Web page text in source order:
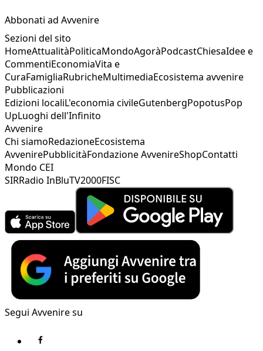
Abbonati ad Avvenire
Sezioni del sito
HomeAttualitàPoliticaMondoAgoràPodcastChiesaIdee e
CommentiEconomiaVita e
CuraFamigliaRubricheMultimediaEcosistema avvenire
Pubblicazioni
Edizioni localiL'economia civileGutenbergPopotusPop
UpLuoghi dell'Infinito
Avvenire
Chi siamoRedazioneEcosistema
AvvenirePubblicitàFondazione AvvenireShopContatti
Mondo CEI
SIRRadio InBluTV2000FISC
Segui Avvenire su